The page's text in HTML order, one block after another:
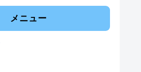
メニュー